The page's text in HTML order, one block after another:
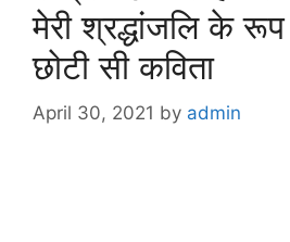
मेरी श्रद्धांजलि के
छोटी सी कविता
April 30, 2021 by admin